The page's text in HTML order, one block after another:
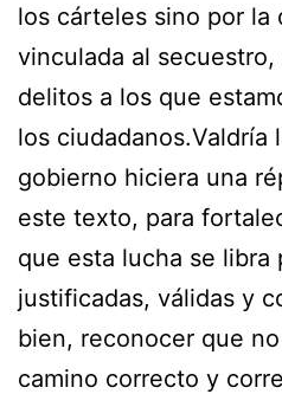
los cárteles sino por la
vinculada al
delitos a los que
los ciudadanos.Valdría
gobierno hiciera una
este texto, para
que esta lucha se libra
justificadas, válidas y
bien, reconocer que
camino correcto y